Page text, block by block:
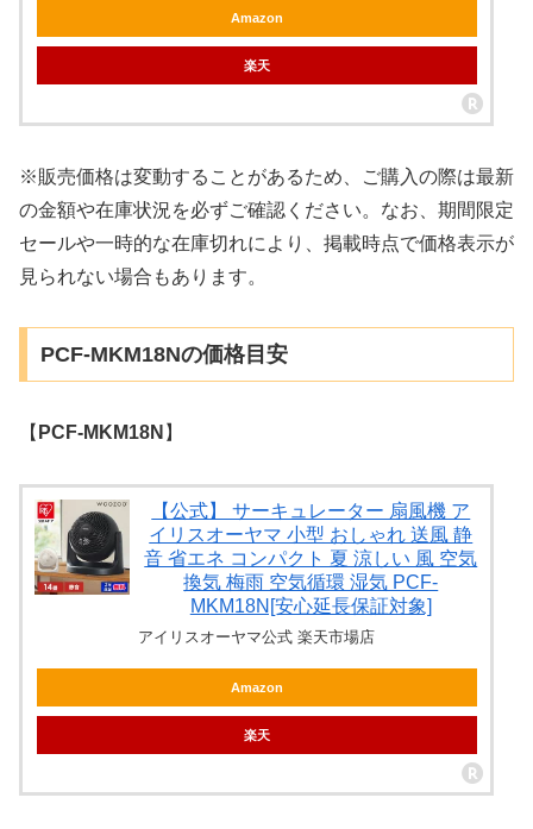
Amazon
楽天
※販売価格は変動することがあるため、ご購入の際は最新
の金額や在庫状況を必ずご確認ください。なお、期間限定
セールや一時的な在庫切れにより、掲載時点で価格表示が
見られない場合もあります。
PCF-MKM18Nの価格目安
【 PCF-MKM18N 】
【公式】 サーキュレーター 扇風機 ア
イリスオーヤマ 小型 おしゃれ 送風 静
音 省エネ コンパクト 夏 涼しい 風 空気
換気 梅雨 空気循環 湿気 PCF-
MKM18N[安心延長保証対象]
アイリスオーヤマ公式 楽天市場店
Amazon
楽天